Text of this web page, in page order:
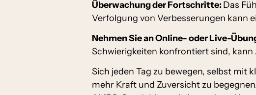
Überwachung der Fortschritte: Das
Verfolgung von Verbesserungen kann
Nehmen Sie an Online- oder Live-
Schwierigkeiten konfrontiert sind,
Sich jeden Tag zu bewegen, selbst mit
mehr Kraft und Zuversicht zu